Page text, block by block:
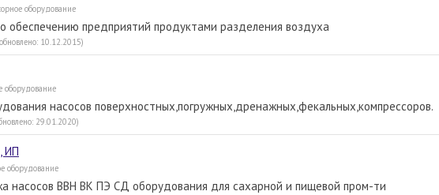
оборудование
обеспечению предприятий продуктами разделения воздуха
10.12.2015)
оборудование
насосов поверхностных,погружных,дренажных,фекальных,компрессоров.
29.01.2020)
ИП
оборудование
насосов ВВН ВК ПЭ СД оборудования для сахарной и пищевой пром-ти